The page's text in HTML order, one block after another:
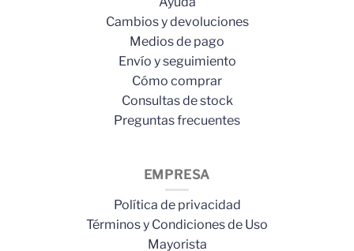
Cambios y devoluciones
Medios de pago
Envío y seguimiento
Cómo comprar
Consultas de stock
Preguntas frecuentes
EMPRESA
Política de privacidad
Términos y Condiciones de Uso
Mayorista